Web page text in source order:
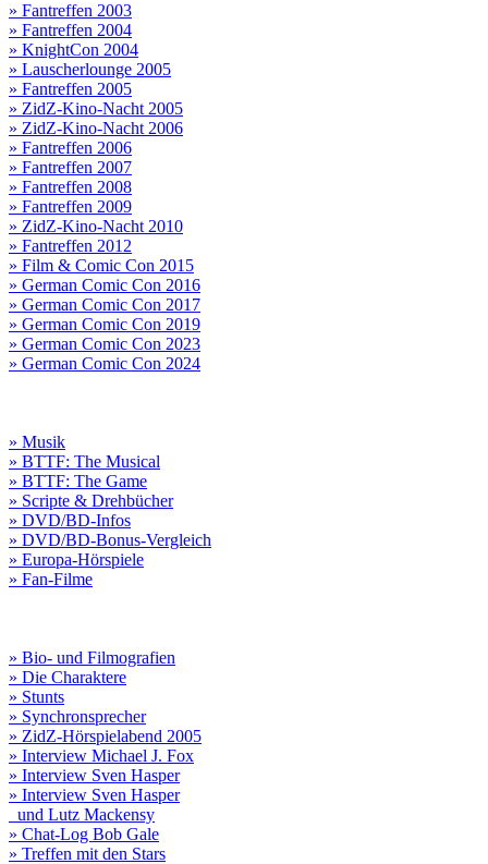
» Fantreffen 2003
» Fantreffen 2004
» KnightCon 2004
» Lauscherlounge 2005
» Fantreffen 2005
» ZidZ-Kino-Nacht 2005
» ZidZ-Kino-Nacht 2006
» Fantreffen 2006
» Fantreffen 2007
» Fantreffen 2008
» Fantreffen 2009
» ZidZ-Kino-Nacht 2010
» Fantreffen 2012
» Film & Comic Con 2015
» German Comic Con 2016
» German Comic Con 2017
» German Comic Con 2019
» German Comic Con 2023
» German Comic Con 2024
» Musik
» BTTF: The Musical
» BTTF: The Game
» Scripte & Drehbücher
» DVD/BD-Infos
» DVD/BD-Bonus-Vergleich
» Europa-Hörspiele
» Fan-Filme
» Bio- und Filmografien
» Die Charaktere
» Stunts
» Synchronsprecher
» ZidZ-Hörspielabend 2005
» Interview Michael J. Fox
» Interview Sven Hasper
» Interview Sven Hasper
und Lutz Mackensy
» Chat-Log Bob Gale
» Treffen mit den Stars